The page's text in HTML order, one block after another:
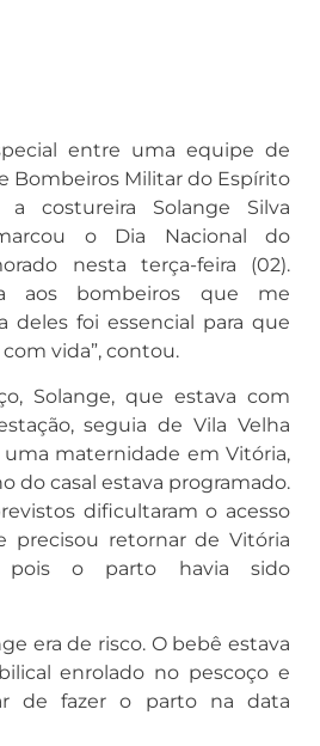
entre uma equipe de
Bombeiros Militar do Espírito
a costureira Solange Silva
o Dia Nacional do
nesta terça-feira (02).
aos bombeiros que me
deles foi essencial para que
vida”, contou.
Solange, que estava com
seguia de Vila Velha
maternidade em Vitória,
do casal estava programado.
dificultaram o acesso
precisou retornar de Vitória
pois o parto havia sido
era de risco. O bebê estava
enrolado no pescoço e
de fazer o parto na data